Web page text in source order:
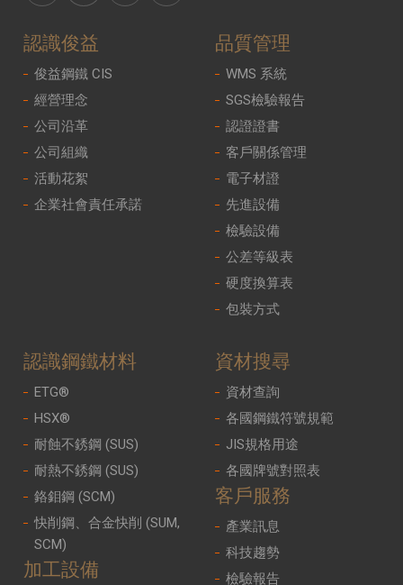
認識俊益
俊益鋼鐵 CIS
經營理念
公司沿革
公司組織
活動花絮
企業社會責任承諾
品質管理
WMS 系統
SGS檢驗報告
認證證書
客戶關係管理
電子材證
先進設備
檢驗設備
公差等級表
硬度換算表
包裝方式
認識鋼鐵材料
ETG®
HSX®
耐蝕不銹鋼 (SUS)
耐熱不銹鋼 (SUS)
鉻鉬鋼 (SCM)
快削鋼、合金快削 (SUM,
SCM)
加工設備
資材搜尋
資材查詢
各國鋼鐵符號規範
JIS規格用途
各國牌號對照表
客戶服務
產業訊息
科技趨勢
檢驗報告